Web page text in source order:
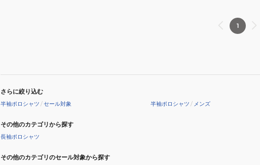
CB779
1
さらに絞り込む
半袖ポロシャツ /セール対象 半袖ポロシャツ / メンズ
その他のカテゴリから探す
長袖ポロシャツ
その他のカテゴリのセール対象から探す